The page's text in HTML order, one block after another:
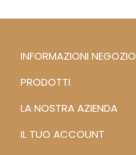
INFORMAZIONI NEGOZIO
PRODOTTI
LA NOSTRA AZIENDA
IL TUO ACCOUNT